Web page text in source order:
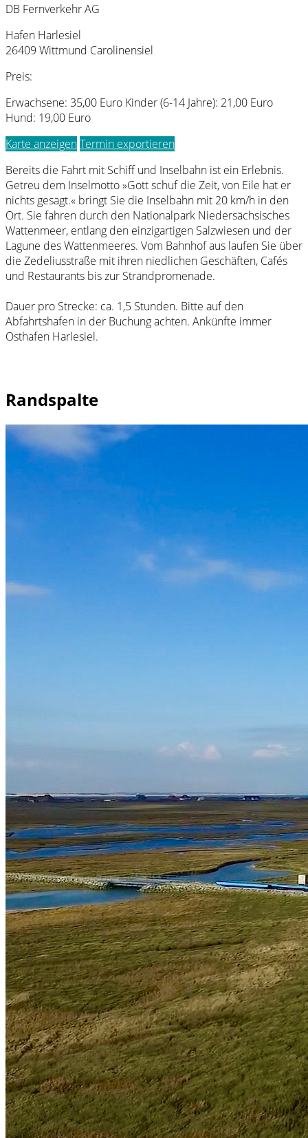
DB Fernverkehr AG
Hafen Harlesiel
26409 Wittmund Carolinensiel
Preis:
Erwachsene: 35,00 Euro Kinder (6-14 Jahre): 21,00 Euro
Hund: 19,00 Euro
Karte anzeigenTermin exportieren
Bereits die Fahrt mit Schiff und Inselbahn ist ein Erlebnis.
Getreu dem Inselmotto »Gott schuf die Zeit, von Eile hat er
nichts gesagt.« bringt Sie die Inselbahn mit 20 km/h in den
Ort. Sie fahren durch den Nationalpark Niedersächsisches
Wattenmeer, entlang den einzigartigen Salzwiesen und der
Lagune des Wattenmeeres. Vom Bahnhof aus laufen Sie über
die Zedeliusstraße mit ihren niedlichen Geschäften, Cafés
und Restaurants bis zur Strandpromenade.
Dauer pro Strecke: ca. 1,5 Stunden. Bitte auf den
Abfahrtshafen in der Buchung achten. Ankünfte immer
Osthafen Harlesiel.
Randspalte